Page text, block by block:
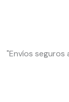
"Envíos seguros